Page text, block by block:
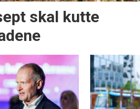
skal kutte